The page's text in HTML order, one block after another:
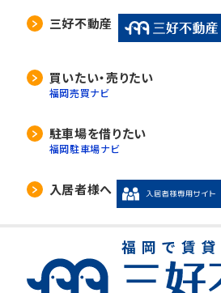
三好不動産
買いたい・売りたい
福岡売買ナビ
駐車場を借りたい
福岡駐車場ナビ
入居者様へ